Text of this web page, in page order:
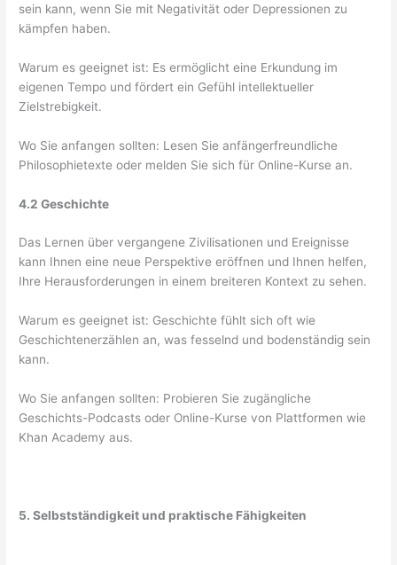
sein kann, wenn Sie mit Negativität oder Depressionen zu
kämpfen haben.
Warum es geeignet ist: Es ermöglicht eine Erkundung im
eigenen Tempo und fördert ein Gefühl intellektueller
Zielstrebigkeit.
Wo Sie anfangen sollten: Lesen Sie anfängerfreundliche
Philosophietexte oder melden Sie sich für Online-Kurse an.
4.2 Geschichte
Das Lernen über vergangene Zivilisationen und Ereignisse
kann Ihnen eine neue Perspektive eröffnen und Ihnen helfen,
Ihre Herausforderungen in einem breiteren Kontext zu sehen.
Warum es geeignet ist: Geschichte fühlt sich oft wie
Geschichtenerzählen an, was fesselnd und bodenständig sein
kann.
Wo Sie anfangen sollten: Probieren Sie zugängliche
Geschichts-Podcasts oder Online-Kurse von Plattformen wie
Khan Academy aus.
5. Selbstständigkeit und praktische Fähigkeiten